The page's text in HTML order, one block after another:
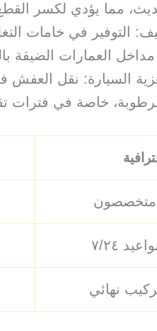
مما يؤدي لكسر
التوفير في خامات
العمارات الضيقة
السيارة: نقل
خاصة في فترات
متخصصون
٧/٢٤
نهائي